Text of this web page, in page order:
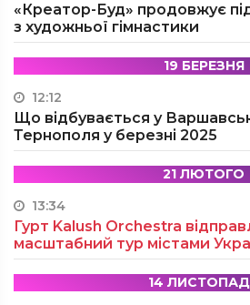
«Креатор-Буд» продовжує
з художньої гімнастики
19 БЕРЕЗНЯ
12:12
Що відбувається у
Тернополя у березні 2025
21 ЛЮТОГО
13:34
Гурт Kalush Orchestra
масштабний тур містами
14